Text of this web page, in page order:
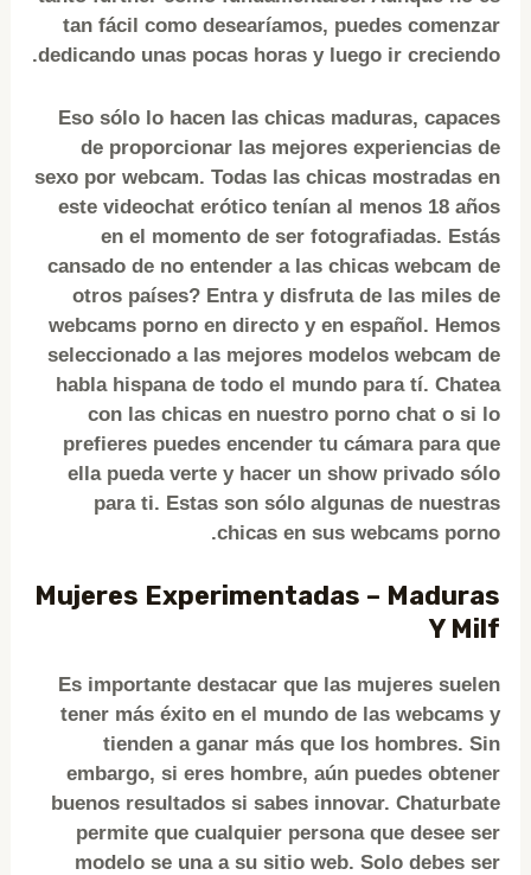
tan fácil como desearíamos, puedes comenzar
dedicando unas pocas horas y luego ir creciendo.
Eso sólo lo hacen las chicas maduras, capaces
de proporcionar las mejores experiencias de
sexo por webcam. Todas las chicas mostradas en
este videochat erótico tenían al menos 18 años
en el momento de ser fotografiadas. Estás
cansado de no entender a las chicas webcam de
otros países? Entra y disfruta de las miles de
webcams porno en directo y en español. Hemos
seleccionado a las mejores modelos webcam de
habla hispana de todo el mundo para tí. Chatea
con las chicas en nuestro porno chat o si lo
prefieres puedes encender tu cámara para que
ella pueda verte y hacer un show privado sólo
para ti. Estas son sólo algunas de nuestras
chicas en sus webcams porno.
Mujeres Experimentadas – Maduras
Y Milf
Es importante destacar que las mujeres suelen
tener más éxito en el mundo de las webcams y
tienden a ganar más que los hombres. Sin
embargo, si eres hombre, aún puedes obtener
buenos resultados si sabes innovar. Chaturbate
permite que cualquier persona que desee ser
modelo se una a su sitio web. Solo debes ser